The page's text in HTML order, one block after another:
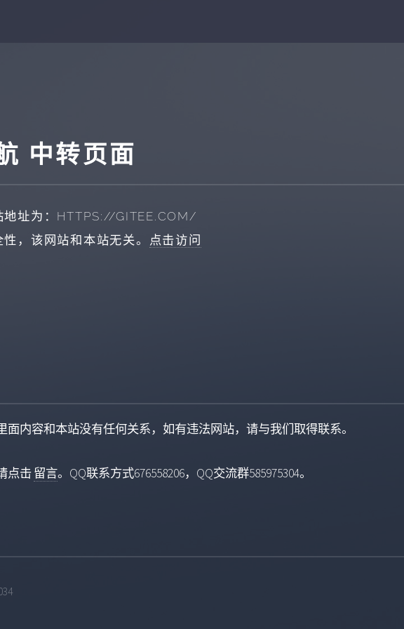
中转页面
址为： HTTPS://GITEE.COM/
，该网站和本站无关。
点击访问
面内容和本站没有任何关系，如有违法网站，请与我们取得联系。
点击留言。QQ联系方式676558206，QQ交流群585975304。